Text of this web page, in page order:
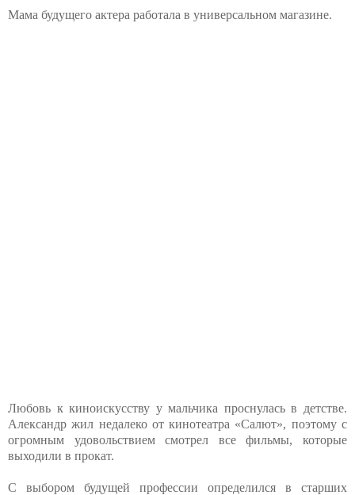
Мама будущего актера работала в универсальном магазине.
Любовь к киноискусству у мальчика проснулась в детстве.
Александр жил недалеко от кинотеатра «Салют», поэтому с
огромным удовольствием смотрел все фильмы, которые
выходили в прокат.
С выбором будущей профессии определился в старших